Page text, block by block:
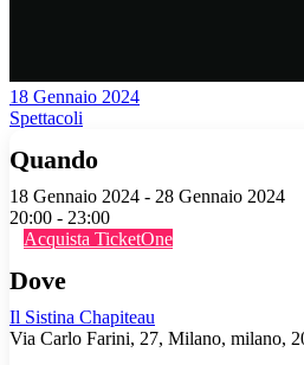
18 Gennaio 2024
Spettacoli
Quando
18 Gennaio 2024 - 28 Gennaio 2024
20:00 - 23:00
Acquista TicketOne
Dove
Il Sistina Chapiteau
Via Carlo Farini, 27, Milano, milano,